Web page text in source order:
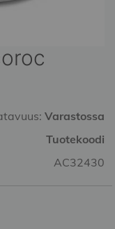
Varastossa
Tuotekoodi
AC32430